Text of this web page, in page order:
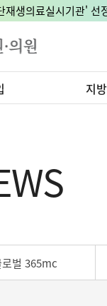
재생의료실시기관' 선
지
벌 365mc